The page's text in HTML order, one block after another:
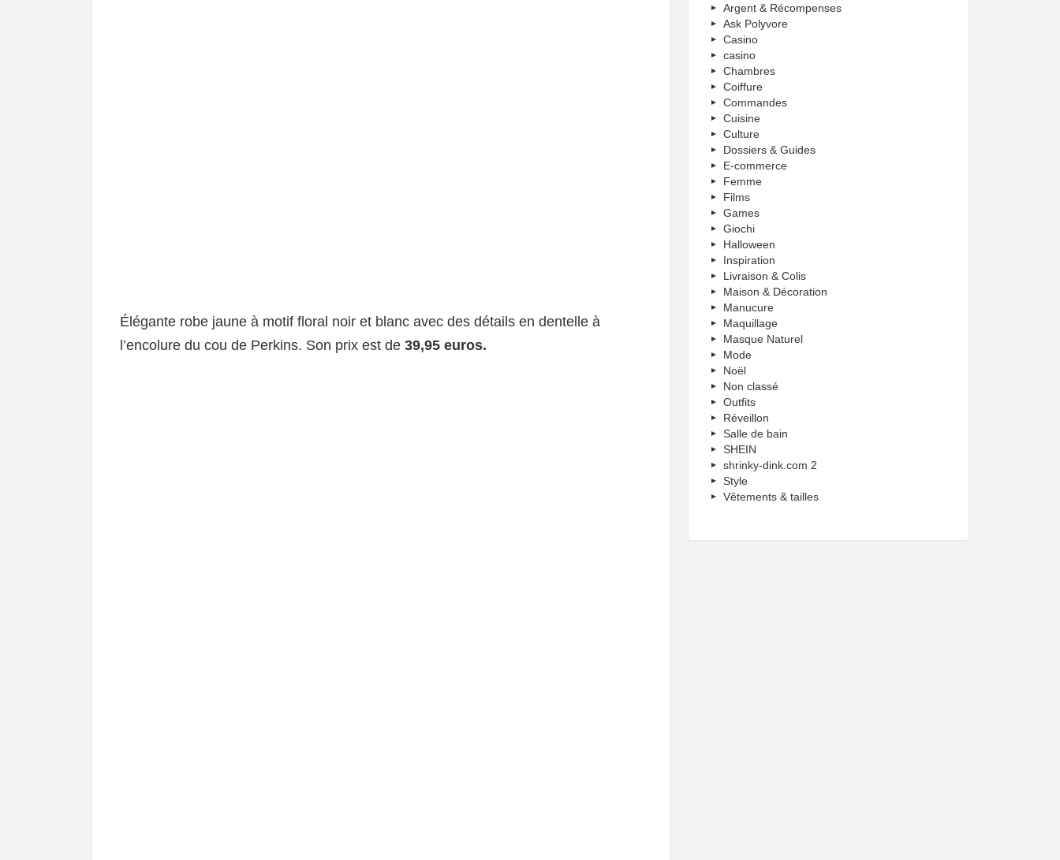
Élégante robe jaune à motif floral noir et blanc avec des détails en dentelle à
l’encolure du cou de Perkins. Son prix est de 39,95 euros.
Argent & Récompenses
Ask Polyvore
Casino
casino
Chambres
Coiffure
Commandes
Cuisine
Culture
Dossiers & Guides
E-commerce
Femme
Films
Games
Giochi
Halloween
Inspiration
Livraison & Colis
Maison & Décoration
Manucure
Maquillage
Masque Naturel
Mode
Noël
Non classé
Outfits
Réveillon
Salle de bain
SHEIN
shrinky-dink.com 2
Style
Vêtements & tailles